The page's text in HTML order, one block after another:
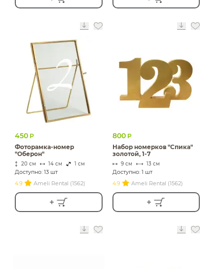
450 Р
Фоторамка-номер
"Оберон"
20 см 14 см 1 см
Доступно: 13 шт
4.9
Ameli Rental (1562)
800 Р
Набор номерков "Спика"
золотой, 1-7
9 см 13 см
Доступно: 1 шт
4.9
Ameli Rental (1562)